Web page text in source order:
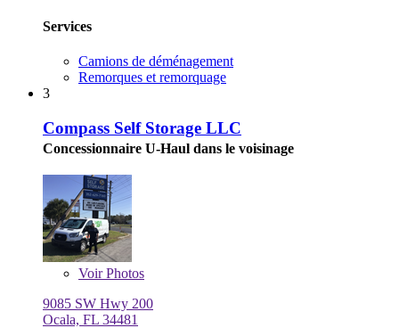
Services
Camions de déménagement
Remorques et remorquage
3
Compass Self Storage LLC
Concessionnaire U-Haul dans le voisinage
VoirPhotos
9085 SW Hwy 200
Ocala, FL 34481